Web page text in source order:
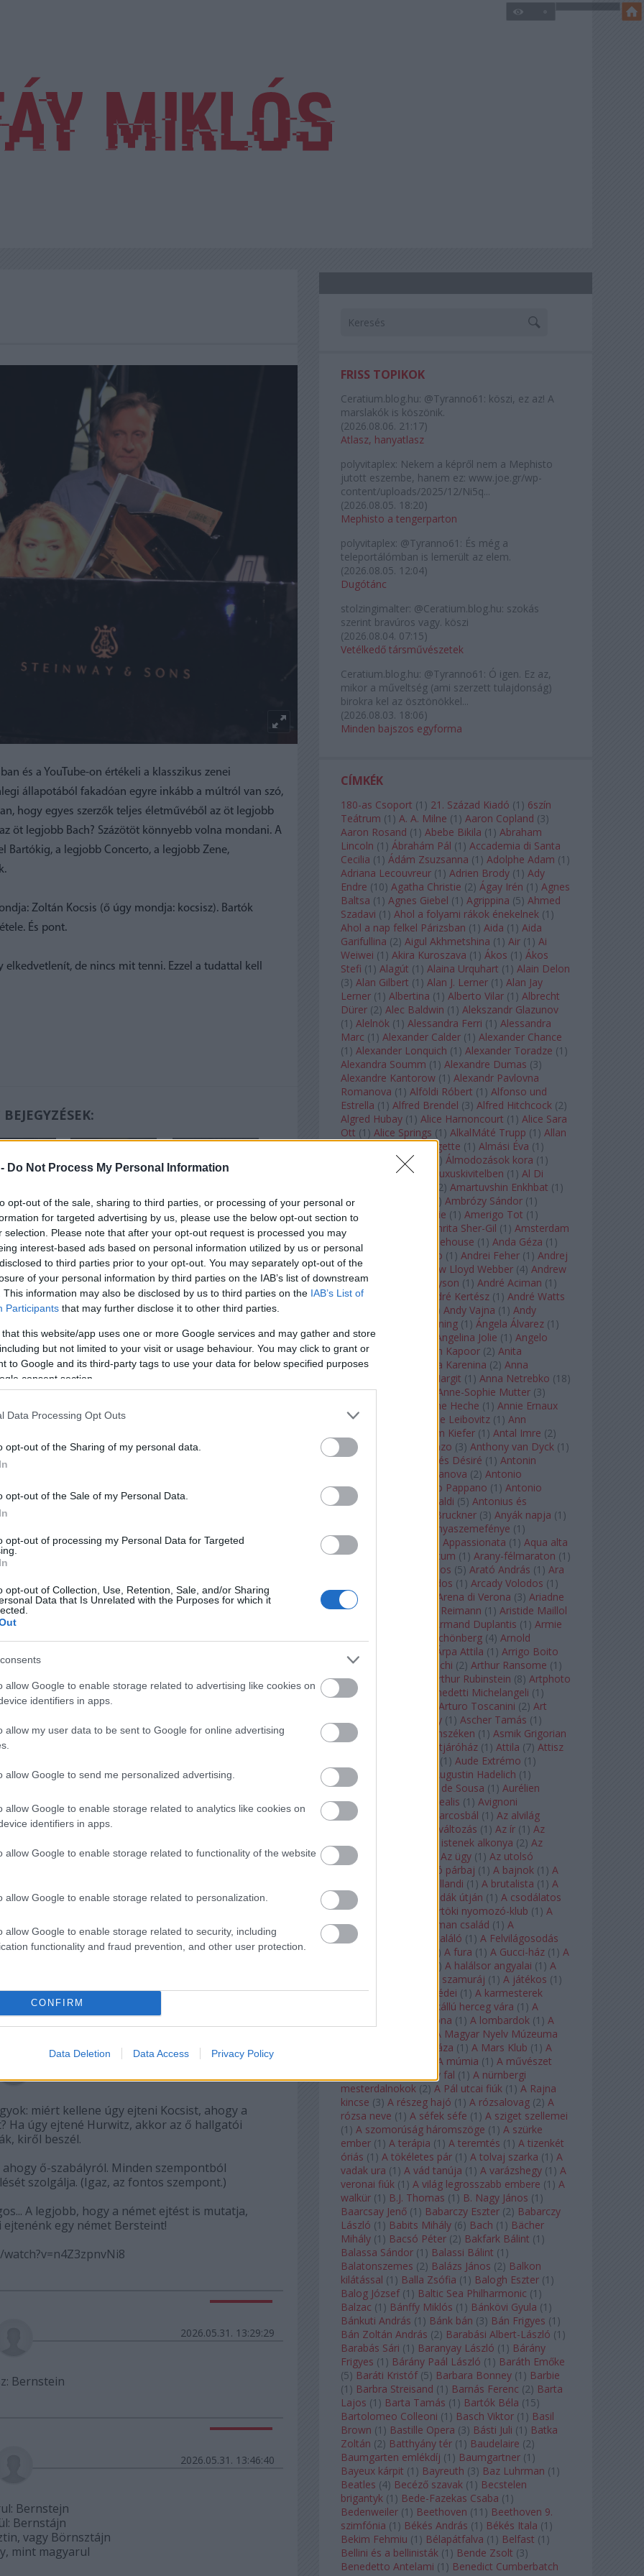
Do Not Process My Personal Information
opt-out of the sale, sharing to third parties, or processing of your personal or
for targeted advertising by us, please use the below opt-out section to
selection. Please note that after your opt-out request is processed you may
interest-based ads based on personal information utilized by us or personal
to third parties prior to your opt-out. You may separately opt-out of the
of your personal information by third parties on the IAB’s list of downstream
This information may also be disclosed by us to third parties on the IAB’s List of
Participants that may further disclose it to other third parties.
that this website/app uses one or more Google services and may gather and store
but not limited to your visit or usage behaviour. You may click to grant or
to Google and its third-party tags to use your data for below specified purposes
consent section.
Data Processing Opt Outs
opt-out of the Sharing of my personal data.
opt-out of the Sale of my Personal Data.
opt-out of processing my Personal Data for Targeted
opt-out of Collection, Use, Retention, Sale, and/or Sharing
Data that Is Unrelated with the Purposes for which it
allow Google to enable storage related to advertising like cookies on
identifiers in apps.
allow my user data to be sent to Google for online advertising
allow Google to send me personalized advertising.
allow Google to enable storage related to analytics like cookies on
identifiers in apps.
allow Google to enable storage related to functionality of the website
allow Google to enable storage related to personalization.
allow Google to enable storage related to security, including
functionality and fraud prevention, and other user protection.
CONFIRM
Data Deletion Data Access Privacy Policy
és a YouTube-on értékeli a klasszikus zenei
állapotából fakadóan egyre inkább a múltról van szó,
hogy egyes szerzők teljes életművéből az öt legjobb
öt legjobb Bach? Százötöt könnyebb volna mondani. A
Bartókig, a legjobb Concerto, a legjobb Zene,
Zoltán Kocsis (ő úgy mondja: kocsisz). Bartók
És pont.
de nincs mit tenni. Ezzel a tudattal kell
után Kilencven! Fenyő Miklós utca
TRACKBACK CÍME:
trackback/id/19110803
esetén forduljon a blog szerkesztőjéhez. Részletek a
tájékoztatóban
is adok neki. De tényleg, ezen a szinten
Kocsis nevét? És pl. Ginastera sem jött
tudja (???) hogy a katalán kiejtés az igazi,
Tudom, nem ez a lényeg, de ha már
dolgokról színvonalasan, igazán nem kéne
egy-két kattot a neten.
2026.05.30. 17:24:39
a kérdésben elég megátalkodott.
Válasz erre
2026.05.30. 21:20:53
hiszem, én is ott voltam :)
2026.05.31. 06:02:11
2026.05.31. 10:48:28
miért kellene úgy ejteni Kocsist, ahogy a
Ha úgy ejtené Hurwitz, akkor az ő hallgatói
kiről beszél.
ő-szabályról. Minden szempontból
szolgálja. (Igaz, az fontos szempont.)
A legjobb, hogy a német ejtést is mutatja,
ejtenénk egy német Bersteint!
2026.05.31. 13:29:29
: Bernstein
2026.05.31. 13:46:40
Bernstejn
Bernstájn
vagy Börnsztájn
mint magyarul
FRISS TOPIKOK
Ceratium.blog.hu: @Tyranno61: köszi, ez az! A
marslakók is köszönik.
(2026.08.06. 21:17)
Atlasz, hanyatlasz
polyvitaplex: Nekem a képről nem a Mephisto
jutott eszembe, hanem ez: www.joe.gr/wp-
content/uploads/2025/12/Ni5q...
(2026.08.05. 18:20)
Mephisto a tengerparton
polyvitaplex: @Tyranno61: És még a
teleportálómban is lemerült az elem.
(2026.08.05. 12:04)
Dugótánc
stolzingimalter: @Ceratium.blog.hu: szokás
szerint bravúros vagy. köszi
(2026.08.04. 07:15)
Vetélkedő társművészetek
Ceratium.blog.hu: @Tyranno61: Ó igen. Ez az,
mikor a műveltség (ami szerzett tulajdonság)
birokra kel az ösztönökkel...
(2026.08.03. 18:06)
Minden bajszos egyforma
CÍMKÉK
180-as Csoport (1 ) 21. Század Kiadó (1 ) 6szín
Teátrum (1 ) A. A. Milne (1 ) Aaron Copland (3)
Aaron Rosand (1 ) Abebe Bikila (1 ) Abraham
Lincoln (1 ) Ábrahám Pál (1 ) Accademia di Santa
Cecilia (1 ) Ádám Zsuzsanna (1 ) Adolphe Adam (1 )
Adriana Lecouvreur (1 ) Adrien Brody (1 ) Ady
Endre (10) Agatha Christie (2) Ágay Irén (1 ) Agnes
Baltsa (1 ) Agnes Giebel (1 ) Agrippina (5) Ahmed
Szadavi (1 ) Ahol a folyami rákok énekelnek (1 )
Ahol a nap felkel Párizsban (1 ) Aida (1 ) Aida
Garifullina (2) Aigul Akhmetshina (1 ) Air (1 ) Ai
Weiwei (1 ) Akira Kuroszava (1 ) Ákos (1 ) Ákos
Stefi (1 ) Alagút (1 ) Alaina Urquhart (1 ) Alain Delon
(3) Alan Gilbert (1 ) Alan J. Lerner (1 ) Alan Jay
Lerner (1 ) Albertina (1 ) Alberto Vilar (1 ) Albrecht
Dürer (2) Alec Baldwin (1 ) Alekszandr Glazunov
(1 ) Alelnök (1 ) Alessandra Ferri (1 ) Alessandra
Marc (1 ) Alexander Calder (1 ) Alexander Chance
(1 ) Alexander Lonquich (1 ) Alexander Toradze (1 )
Alexandra Soumm (1 ) Alexandre Dumas (3)
Alexandre Kantorow (1 ) Alexandr Pavlovna
Romanova (1 ) Alföldi Róbert (1 ) Alfonso und
Estrella (1 ) Alfred Brendel (3) Alfred Hitchcock (2)
Algred Hubay (1 ) Alice Harnoncourt (1 ) Alice Sara
Ott (1 ) Alice Springs (1 ) AlkalMáté Trupp (1 ) Allan
Clayton (1) Allen Midgette (1 ) Almási Éva (1 )
Almásy László Ede
) Álmodozások kora (1 )
(1 Álom luxuskivitelben (1 ) Al Di
2) Amartuvshin Enkhbat (1 )
Ambroise Thomas
) Ambrózy Sándor (1 )
Ambrus Kyri
Amélie (1 ) Amerigo Tot (1 )
Amikor Galéria
Amrita Sher-Gil (1 ) Amsterdam
Baroque
Amy Winehouse (1 ) Anda Géza (1 )
Andrea del Verrocchio (1 ) Andrei Feher (1 ) Andrej
Tarkovszkij
Andrew Lloyd Webber (4) Andrew
Staples
Andrew Tyson (1 ) André Aciman (1 )
André Chenier
André Kertész (1 ) André Watts
) Andy Vajna (1 ) Andy
Anette Bening (1 ) Ángela Álvarez (1 )
Angela Lansbury
Angelina Jolie (1 ) Angelo
Badalamenti
Anish Kapoor (2) Anita
Rachvelishvili
Anna Karenina (2) Anna
Anna Margit (1 ) Anna Netrebko (18)
Anna Vinnitskaya
Anne-Sophie Mutter (3)
Anne Heche (1 ) Annie Ernaux
1) Annie Hall Annie Leibovitz (1 ) Ann
Anselm Kiefer (1 ) Antal Imre (2)
Anthony Roth Costanzo (3) Anthony van Dyck (1 )
Antinous
Antoine és Désiré (1 ) Antonin
Antonio Canova (2) Antonio
Margheriti
Antonio Pappano (1 ) Antonio
Salieri
Antonio Vivaldi (5) Antonius és
Anton Bruckner (3) Anyák napja (1 )
Anyaszemefénye (1 )
Apokalipszis most
Appassionata (1 ) Aqua alta
(1) Aquileia Aquincum (1 ) Arany-félmaraton (1 )
Arany János (5) Arató András (1 ) Ara
Arcadi Volodos (1 ) Arcady Volodos (1 )
Arcangelo Corelli
Arena di Verona (3) Ariadne
auf Naxos
Aribert Reimann (1 ) Aristide Maillol
Armand Duplantis (1 ) Armie
Hammer
Arnold Schönberg (4) Arnold
Árpa Attila (1 ) Arrigo Boito
) Artemisia Gentileschi (2) Arthur Ransome (1 )
Arthur Rimbaud
Arthur Rubinstein (8) Artphoto
Galéria
Arturo Benedetti Michelangeli (1 )
Arturo Toscanini (2) Art
Garfunkel
Art Shay (1 ) Ascher Tamás (1 )
Ascher Tamás Háromszéken (1 ) Asmik Grigorian
(2) Átjáróház (1 ) Attila (7) Attisz
(1 ) Aude Extrémo (1 )
Audrey Hepburn
Augustin Hadelich (1 )
Aurelianus
Aurelia de Sousa (1 ) Aurélien
Pascal
Aurora borealis (1 ) Avignoni
szerelmesek
Az álarcosbál (1 ) Az alvilág
Az átváltozás (1 ) Az ír (1 ) Az
isenheimi oltár
Az istenek alkonya (2) Az
olvasás éjszakája
Az ügy (1 ) Az utolsó
mohikán
Az utolsó párbaj (1 ) A bajnok (1 ) A
A bolygó hollandi (1 ) A brutalista (1 ) A
Chorus Line
A csodák útján (1 ) A csodálatos
mandarin
A csütörtöki nyomozó-klub (1 ) A
doktor úr
A Fabelman család (1 ) A
félkegyelmű
A feltaláló (1 ) A Felvilágosodás
) A fura (1 ) A Gucci-ház (1 ) A
) A halálsor angyalai (1 ) A
A hét szamuráj (1 ) A játékos (1 )
A karmeliták párbeszédei (1 ) A karmesterek
A kékszakállú herceg vára (1 ) A
A korona (1 ) A lombardok (1 ) A
A Magyar Nyelv Múzeuma
A Magyar Zene Háza (1 ) A Mars Klub (1 ) A
A múmia (1 ) A művészet
A nagy fal (1 ) A nürnbergi
mesterdalnokok (2) A Pál utcai fiúk (1 ) A Rajna
kincse (3) A részeg hajó (1 ) A rózsalovag (2) A
rózsa neve (1 ) A séfek séfe (1 ) A sziget szellemei
(1 ) A szomorúság háromszöge (1 ) A szürke
ember (1 ) A terápia (1 ) A teremtés (1 ) A tizenkét
óriás (1 ) A tökéletes pár (1 ) A tolvaj szarka (1 ) A
vadak ura (1 ) A vád tanúja (1 ) A varázshegy (1 ) A
veronai fiúk (1 ) A világ legrosszabb embere (1 ) A
walkür (1 ) B.J. Thomas (1 ) B. Nagy János (1 )
Baarcsay Jenő (1 ) Babarczy Eszter (2) Babarczy
László (1 ) Babits Mihály (6) Bach (1 ) Bächer
Mihály (1 ) Bacsó Péter (2) Bakfark Bálint (1 )
Balassa Sándor (1 ) Balassi Bálint (1 )
Balatonszemes (2) Balázs János (2) Balkon
kilátással (1 ) Balla Zsófia (1 ) Balogh Eszter (1 )
Balog József (1 ) Baltic Sea Philharmonic (1 )
Balzac (1 ) Bánffy Miklós (1 ) Bánkövi Gyula (1 )
Bánkuti András (1 ) Bánk bán (3) Bán Frigyes (1 )
Bán Zoltán András (2) Barabási Albert-László (1 )
Barabás Sári (1 ) Baranyay László (1 ) Bárány
Frigyes (1 ) Bárány Paál László (1 ) Baráth Emőke
(5) Baráti Kristóf (5) Barbara Bonney (1 ) Barbie
(1 ) Barbra Streisand (1 ) Barnás Ferenc (2) Barta
Lajos (1 ) Barta Tamás (1 ) Bartók Béla (15)
Bartolomeo Colleoni (1 ) Basch Viktor (1 ) Basil
Brown (1 ) Bastille Opera (3) Básti Juli (1 ) Batka
Zoltán (2) Batthyány tér (1 ) Baudelaire (2)
Baumgarten emlékdíj (1 ) Baumgartner (1 )
Bayeux kárpit (1 ) Bayreuth (3) Baz Luhrman (1 )
Beatles (4) Becéző szavak (1 ) Becstelen
brigantyk (1 ) Bede-Fazekas Csaba (1 )
Bedenweiler (1 ) Beethoven (11 ) Beethoven 9.
szimfónia (1 ) Békés András (1 ) Békés Itala (1 )
Bekim Fehmiu (1 ) Bélapátfalva (1 ) Belfast (1 )
Bellini és a bellinisták (1 ) Bende Zsolt (3)
Benedetto Antelami (1 ) Benedict Cumberbatch